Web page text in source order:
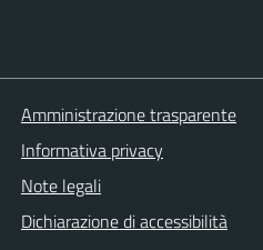
Amministrazione trasparente
Informativa privacy
Note legali
Dichiarazione di accessibilità